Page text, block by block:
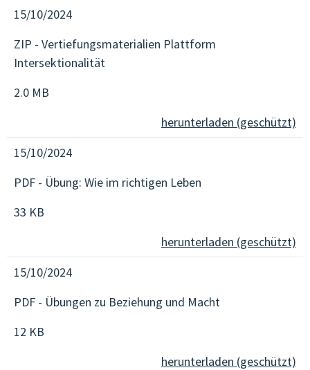
15/10/2024
ZIP - Vertiefungsmaterialien Plattform
Intersektionalität
2.0 MB
herunterladen (geschützt)
15/10/2024
PDF - Übung: Wie im richtigen Leben
33 KB
herunterladen (geschützt)
15/10/2024
PDF - Übungen zu Beziehung und Macht
12 KB
herunterladen (geschützt)